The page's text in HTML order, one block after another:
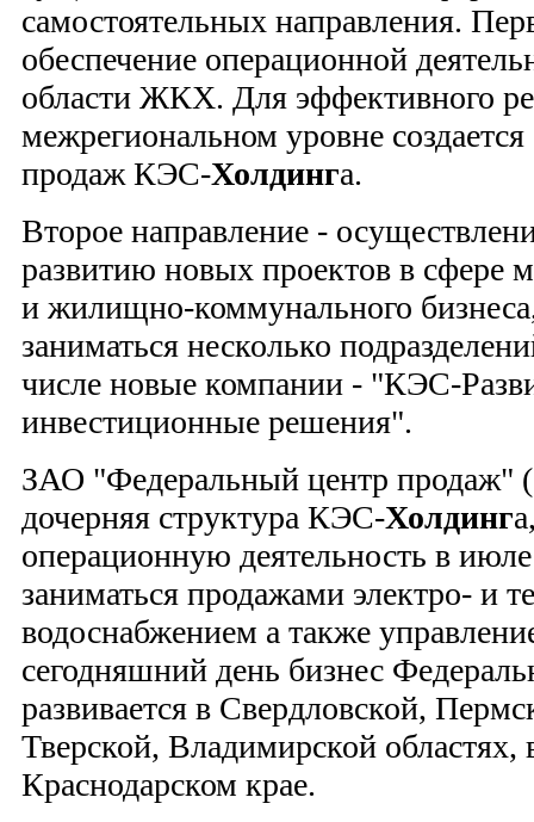
самостоятельных направления.
обеспечение операционной
области ЖКХ. Для эффективного
межрегиональном уровне
продаж КЭС-Холдинга.
Второе направление -
развитию новых проектов в сфере
и жилищно-коммунального
заниматься несколько
числе новые компании - "КЭС-
инвестиционные решения".
ЗАО "Федеральный центр продаж"
дочерняя структура КЭС-Холдинг
операционную деятельность в
заниматься продажами электро- и
водоснабжением а также
сегодняшний день бизнес
развивается в Свердловской,
Тверской, Владимирской
Краснодарском крае.